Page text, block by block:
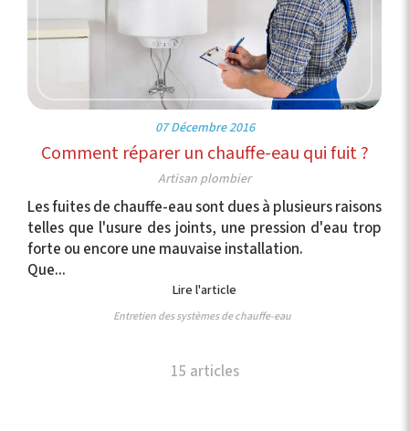
07 Décembre 2016
Comment réparer un chauffe-eau qui fuit ?
Artisan plombier
Les fuites de chauffe-eau sont dues à plusieurs raisons
telles que l'usure des joints, une pression d'eau trop
forte ou encore une mauvaise installation.
Que...
Lire l'article
Entretien des systèmes de chauffe-eau
15 articles